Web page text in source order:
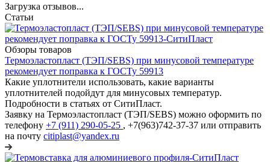
Загрузка отзывов...
Статьи
Обзоры товаров
Термоэластопласт (ТЭП/SEBS) при минусовой температуре
рекомендует поправка к ГОСТу 59913
Какие уплотнители использовать, какие варианты
уплотнителей подойдут для минусовых температур.
Подробности в статьях от СитиПласт.
Заявку на Термоэластопласт (ТЭП/SEBS) можно оформить по
телефону +7 (911) 290-05-25 , +7(963)742-37-37 или отправить
на почту citiplast@yandex.ru